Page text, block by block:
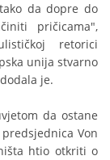
da dopre do
pričicama",
retorici
unija stvarno
je.
da ostane
Von
htio otkriti o